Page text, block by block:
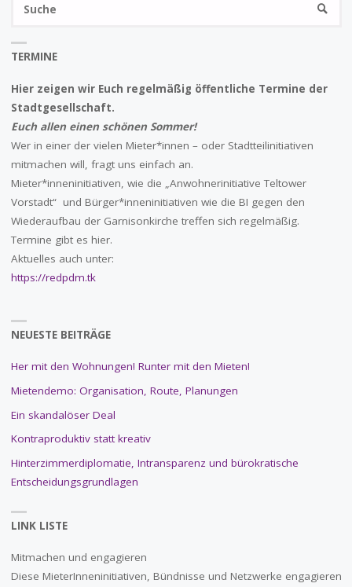
SUCHE
TERMINE
Hier zeigen wir Euch regelmäßig öffentliche Termine der
Stadtgesellschaft.
Euch allen einen schönen Sommer!
Wer in einer der vielen Mieter*innen – oder Stadtteilinitiativen
mitmachen will, fragt uns einfach an.
Mieter*inneninitiativen, wie die „Anwohnerinitiative Teltower
Vorstadt“ und Bürger*inneninitiativen wie die BI gegen den
Wiederaufbau der Garnisonkirche treffen sich regelmäßig.
Termine gibt es hier.
Aktuelles auch unter:
https://redpdm.tk
NEUESTE BEITRÄGE
Her mit den Wohnungen! Runter mit den Mieten!
Mietendemo: Organisation, Route, Planungen
Ein skandalöser Deal
Kontraproduktiv statt kreativ
Hinterzimmerdiplomatie, Intransparenz und bürokratische
Entscheidungsgrundlagen
LINK LISTE
Mitmachen und engagieren
Diese MieterInneninitiativen, Bündnisse und Netzwerke engagieren